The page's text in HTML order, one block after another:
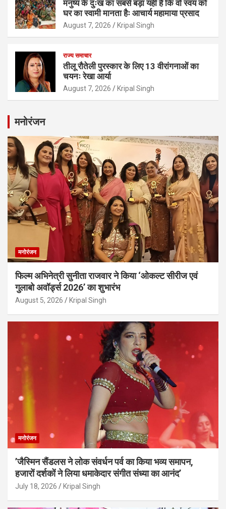
मनुष्य के दुःख का सबसे बड़ा यही है कि वो स्वयं को
घर का स्वामी मानता हैः आचार्य महामाया प्रसाद
August 7, 2026 Kripal Singh
राज्य समाचार
तीलू रौतेली पुरस्कार के लिए 13 वीरांगनाओं का
चयनः रेखा आर्या
August 7, 2026 Kripal Singh
मनोरंजन
मनोरंजन
फिल्म अभिनेत्री सुनीता राजवार ने किया ‘ओकल्ट सीरीज एवं
गुलाबो अवॉर्ड्स 2026’ का शुभारंभ
August 5, 2026 Kripal Singh
मनोरंजन
’जैस्मिन सैंडलस ने लोक संवर्धन पर्व का किया भव्य समापन,
हजारों दर्शकों ने लिया धमाकेदार संगीत संध्या का आनंद’
July 18, 2026 Kripal Singh